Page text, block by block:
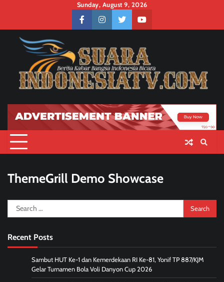
content
Sunday, August 9, 2026
facebookinstagramtwitteryoutube
ThemeGrill Demo Showcase
Search
for:
Recent Posts
Sambut HUT Ke-1 dan Kemerdekaan RI Ke-81, Yonif TP 887/KJM
Gelar Turnamen Bola Voli Danyon Cup 2026